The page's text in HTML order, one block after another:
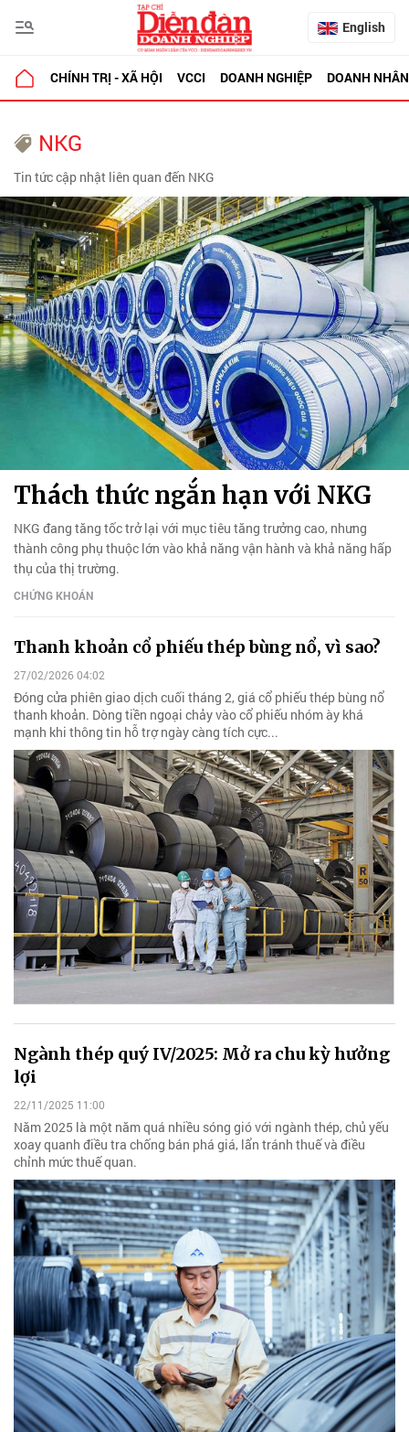
English
CHÍNH TRỊ - XÃ HỘI VCCI DOANH NGHIỆP DOANH NHÂN
NKG
Tin tức cập nhật liên quan đến NKG
Thách thức ngắn hạn với NKG
NKG đang tăng tốc trở lại với mục tiêu tăng trưởng cao, nhưng
thành công phụ thuộc lớn vào khả năng vận hành và khả năng hấp
thụ của thị trường.
CHỨNG KHOÁN
Thanh khoản cổ phiếu thép bùng nổ, vì sao?
27/02/2026 04:02
Đóng cửa phiên giao dịch cuối tháng 2, giá cổ phiếu thép bùng nổ
thanh khoản. Dòng tiền ngoại chảy vào cổ phiếu nhóm ày khá
mạnh khi thông tin hỗ trợ ngày càng tích cực...
Ngành thép quý IV/2025: Mở ra chu kỳ hưởng
lợi
22/11/2025 11:00
Năm 2025 là một năm quá nhiều sóng gió với ngành thép, chủ yếu
xoay quanh điều tra chống bán phá giá, lẩn tránh thuế và điều
chỉnh mức thuế quan.